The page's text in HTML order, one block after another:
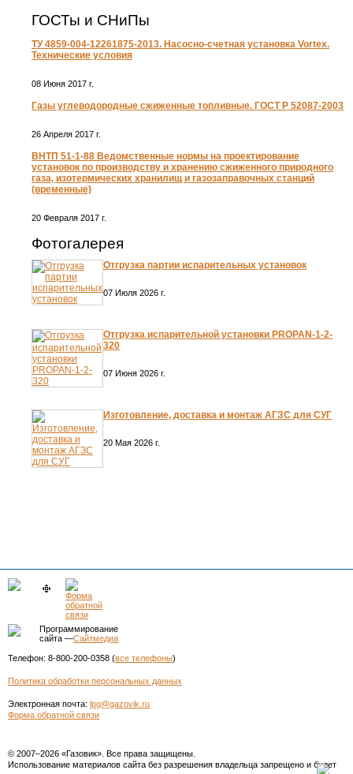
ГОСТы и СНиПы
ТУ 4859-004-12261875-2013. Насосно-счетная установка Vortex.
Технические условия
08 Июня 2017 г.
Газы углеводородные сжиженные топливные. ГОСТ Р 52087-2003
26 Апреля 2017 г.
ВНТП 51-1-88 Ведомственные нормы на проектирование
установок по производству и хранению сжиженного природного
газа, изотермических хранилищ и газозаправочных станций
(временные)
20 Февраля 2017 г.
Фотогалерея
Отгрузка партии испарительных установок
07 Июля 2026 г.
Отгрузка испарительной установки PROPAN-1-2-
320
07 Июня 2026 г.
Изготовление, доставка и монтаж АГЗС для СУГ
20 Мая 2026 г.
Программирование
сайта —Сайтмедиа
Телефон: 8-800-200-0358 (все телефоны)
Политика обработки персональных данных
Электронная почта: lpg@gazovik.ru
Форма обратной связи
© 2007–2026 «Газовик». Все права защищены.
Использование материалов сайта без разрешения владельца запрещено и будет